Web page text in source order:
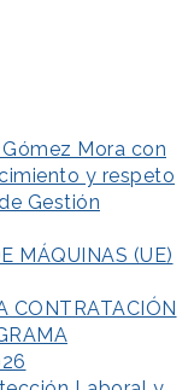
Mora con
y respeto
Gestión
MÁQUINAS (UE)
CONTRATACIÓN